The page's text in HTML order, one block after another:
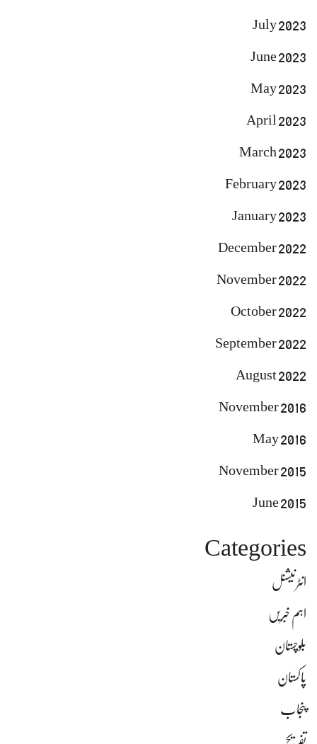
July 2023
June 2023
May 2023
April 2023
March 2023
February 2023
January 2023
December 2022
November 2022
October 2022
September 2022
August 2022
November 2016
May 2016
November 2015
June 2015
Categories
انٹرنیشنل
اہم خبریں
بلوچستان
پاکستان
پنجاب
تفریح